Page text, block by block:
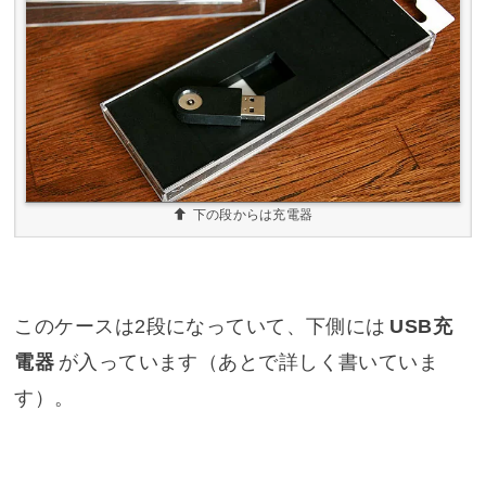
下の段からは充電器
このケースは2段になっていて、下側には USB充
電器 が入っています（あとで詳しく書いていま
す）。